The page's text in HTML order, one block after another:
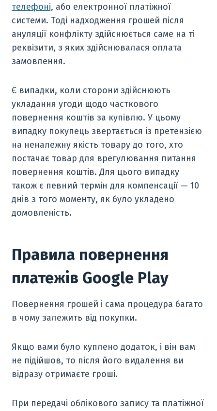
телефоні, або електронної платіжної
системи. Тоді надходження грошей після
ануляції конфлікту здійснюється саме на ті
реквізити, з яких здійснювалася оплата
замовлення.
Є випадки, коли сторони здійснюють
укладання угоди щодо часткового
повернення коштів за купівлю. У цьому
випадку покупець звертається із претензією
на неналежну якість товару до того, хто
постачає товар для врегулювання питання
повернення коштів. Для цього випадку
також є певний термін для компенсації — 10
днів з того моменту, як було укладено
домовленість.
Правила повернення
платежів Google Play
Повернення грошей і сама процедура багато
в чому залежить від покупки.
Якщо вами було куплено додаток, і він вам
не підійшов, то після його видалення ви
відразу отримаєте гроші.
При передачі облікового запису та платіжної